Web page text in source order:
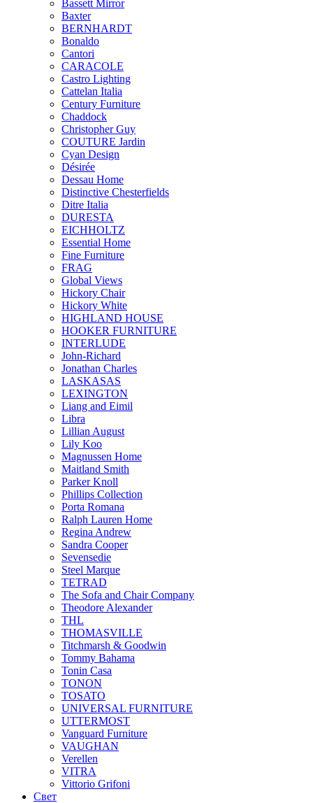
Bassett Mirror
Baxter
BERNHARDT
Bonaldo
Cantori
CARACOLE
Castro Lighting
Cattelan Italia
Century Furniture
Chaddock
Christopher Guy
COUTURE Jardin
Cyan Design
Désirée
Dessau Home
Distinctive Chesterfields
Ditre Italia
DURESTA
EICHHOLTZ
Essential Home
Fine Furniture
FRAG
Global Views
Hickory Chair
Hickory White
HIGHLAND HOUSE
HOOKER FURNITURE
INTERLUDE
John-Richard
Jonathan Charles
LASKASAS
LEXINGTON
Liang and Eimil
Libra
Lillian August
Lily Koo
Magnussen Home
Maitland Smith
Parker Knoll
Phillips Collection
Porta Romana
Ralph Lauren Home
Regina Andrew
Sandra Cooper
Sevensedie
Steel Marque
TETRAD
The Sofa and Chair Company
Theodore Alexander
THL
THOMASVILLE
Titchmarsh & Goodwin
Tommy Bahama
Tonin Casa
TONON
TOSATO
UNIVERSAL FURNITURE
UTTERMOST
Vanguard Furniture
VAUGHAN
Verellen
VITRA
Vittorio Grifoni
Свет